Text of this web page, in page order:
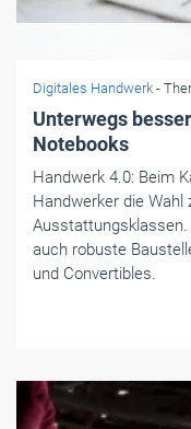
Digitales Handwerk -
Unterwegs
Notebooks
Handwerk 4.0: Beim
Handwerker die
auch ­robuste
und Convertibles.